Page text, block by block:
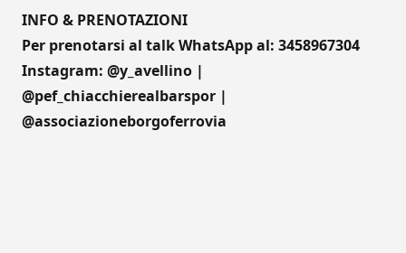
INFO & PRENOTAZIONI
Per prenotarsi al talk WhatsApp al: 3458967304
Instagram: @y_avellino |
@pef_chiacchierealbarspor |
@associazioneborgoferrovia